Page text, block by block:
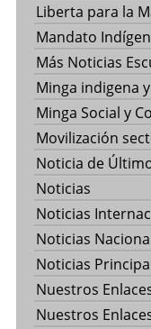
Liberta para la
Mandato
Más Noticias
Minga indigena
Minga Social y
Movilización
Noticia de
Noticias
Noticias
Noticias
Noticias
Nuestros
Nuestros